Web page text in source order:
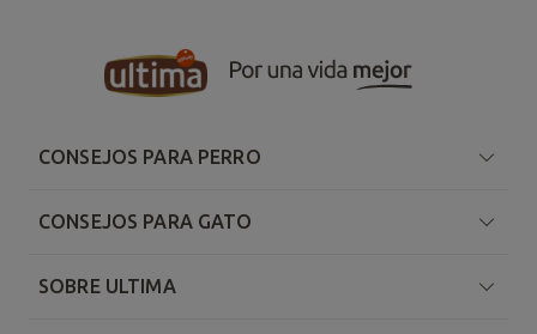
CONSEJOS PARA PERRO
CONSEJOS PARA GATO
SOBRE ULTIMA